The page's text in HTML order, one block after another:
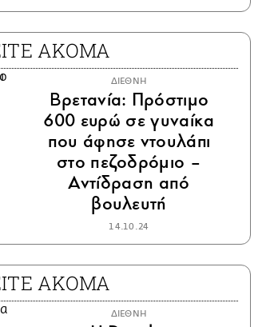
ΑΚΟΜΑ
ΔΙΕΘΝΗ
Βρετανία: Πρόστιμο
600 ευρώ σε γυναίκα
που άφησε ντουλάπι
στο πεζοδρόμιο –
Αντίδραση από
βουλευτή
14.10.24
ΑΚΟΜΑ
ΔΙΕΘΝΗ